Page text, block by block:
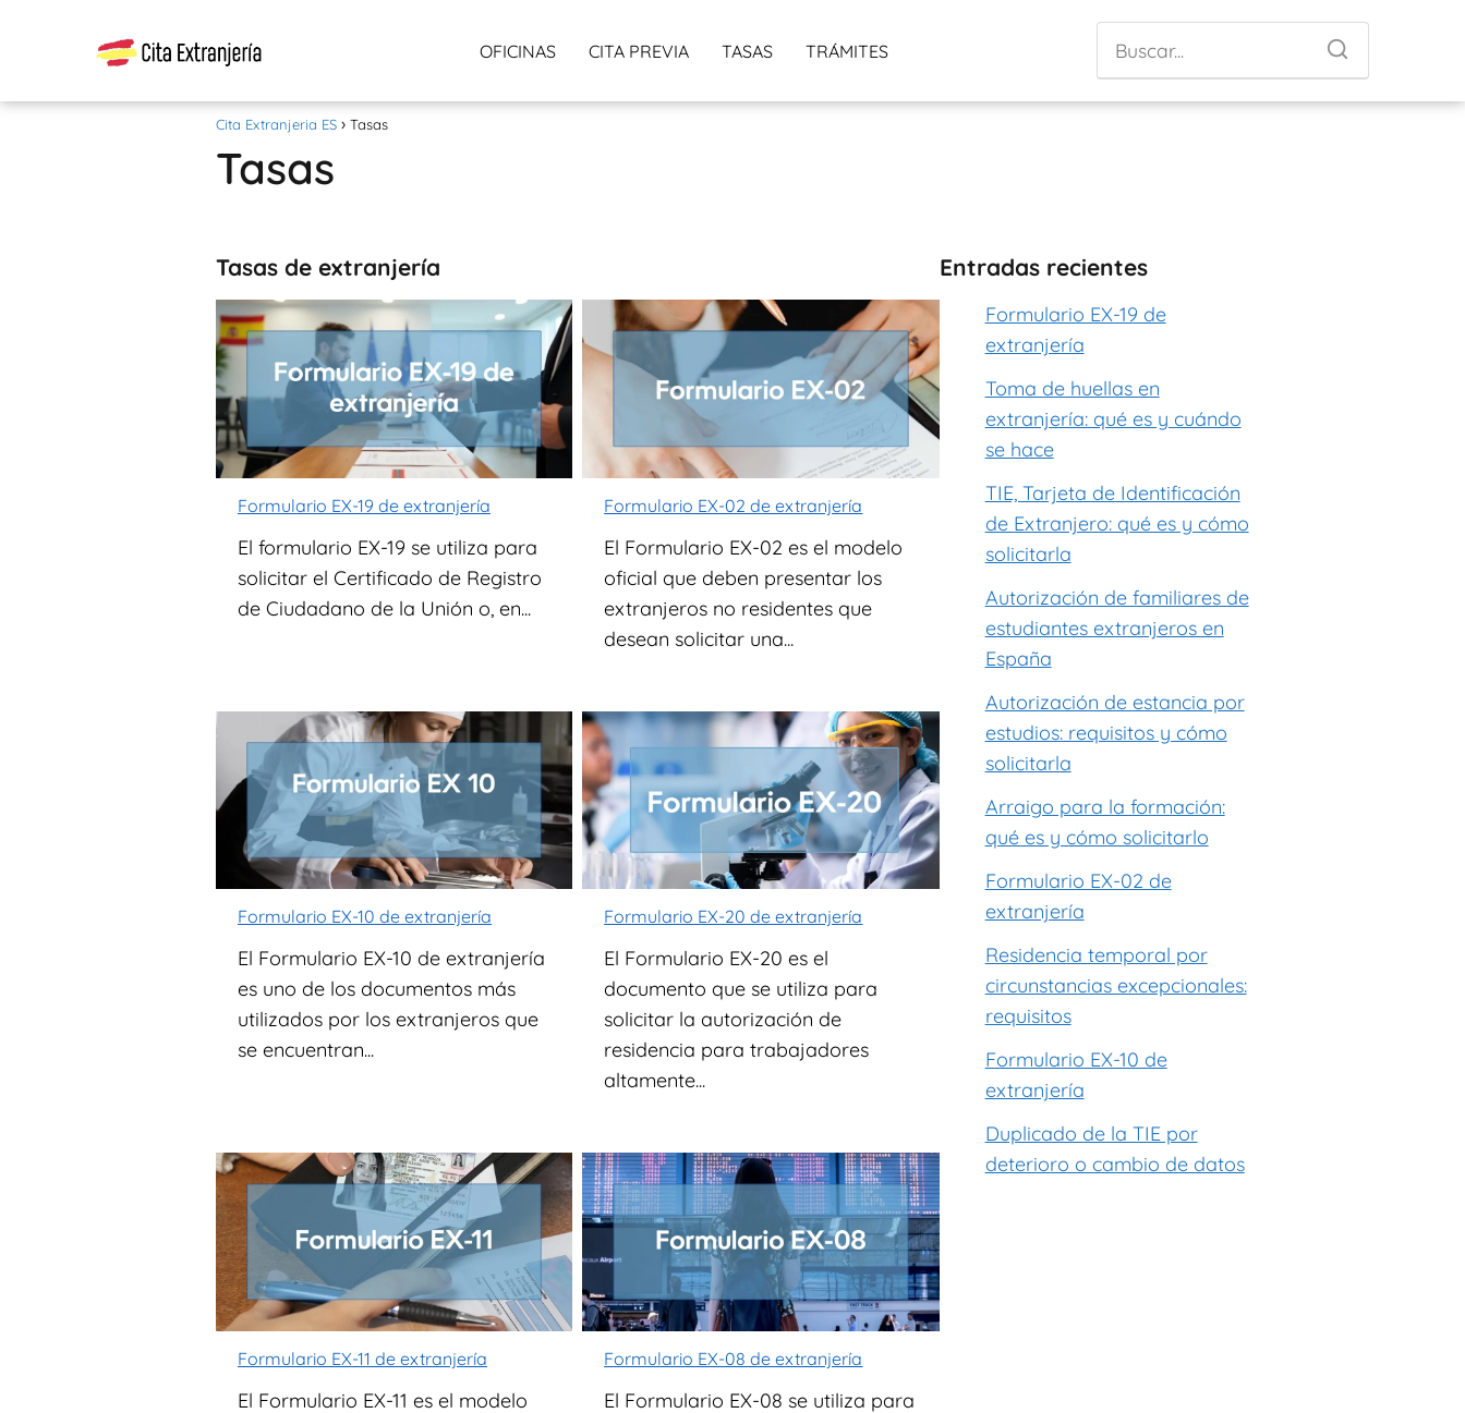
OFICINAS CITA PREVIA TASAS TRÁMITES
Cita Extranjeria ES Tasas
Tasas
Tasas de extranjería
Formulario EX-19 de extranjería
El formulario EX-19 se utiliza para
solicitar el Certificado de Registro
de Ciudadano de la Unión o, en...
Formulario EX-02 de extranjería
El Formulario EX-02 es el modelo
oficial que deben presentar los
extranjeros no residentes que
desean solicitar una...
Formulario EX-10 de extranjería
El Formulario EX-10 de extranjería
es uno de los documentos más
utilizados por los extranjeros que
se encuentran...
Formulario EX-20 de extranjería
El Formulario EX-20 es el
documento que se utiliza para
solicitar la autorización de
residencia para trabajadores
altamente...
Formulario EX-11 de extranjería
El Formulario EX-11 es el modelo
Formulario EX-08 de extranjería
El Formulario EX-08 se utiliza para
Entradas recientes
Formulario EX-19 de
extranjería
Toma de huellas en
extranjería: qué es y cuándo
se hace
TIE, Tarjeta de Identificación
de Extranjero: qué es y cómo
solicitarla
Autorización de familiares de
estudiantes extranjeros en
España
Autorización de estancia por
estudios: requisitos y cómo
solicitarla
Arraigo para la formación:
qué es y cómo solicitarlo
Formulario EX-02 de
extranjería
Residencia temporal por
circunstancias excepcionales:
requisitos
Formulario EX-10 de
extranjería
Duplicado de la TIE por
deterioro o cambio de datos